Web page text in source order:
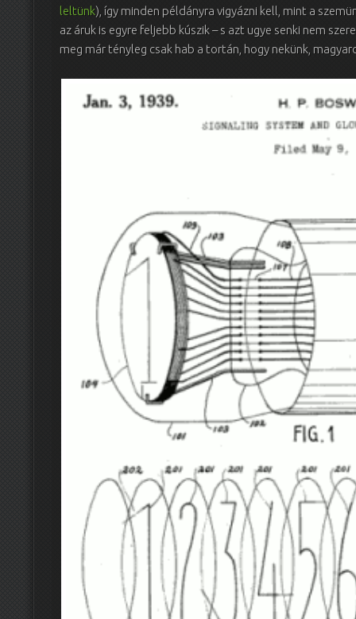
leltünk), így minden példányra vigyázni kell, mint a
az áruk is egyre feljebb kúszik – s azt ugye senki nem
meg már tényleg csak hab a tortán, hogy nekünk,